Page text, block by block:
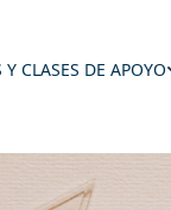
Y CLASES DE APOYO